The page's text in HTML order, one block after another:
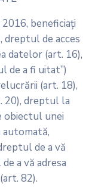
beneficiaţi
dreptul de acces
datelor (art. 16),
de a fi uitat”)
(art. 18),
dreptul la
obiectul unei
automată,
de a vă
a vă adresa
82).